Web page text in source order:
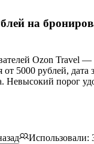
на
Ozon Travel —
от 5000 рублей, дата
Невысокий порог
Использовали: